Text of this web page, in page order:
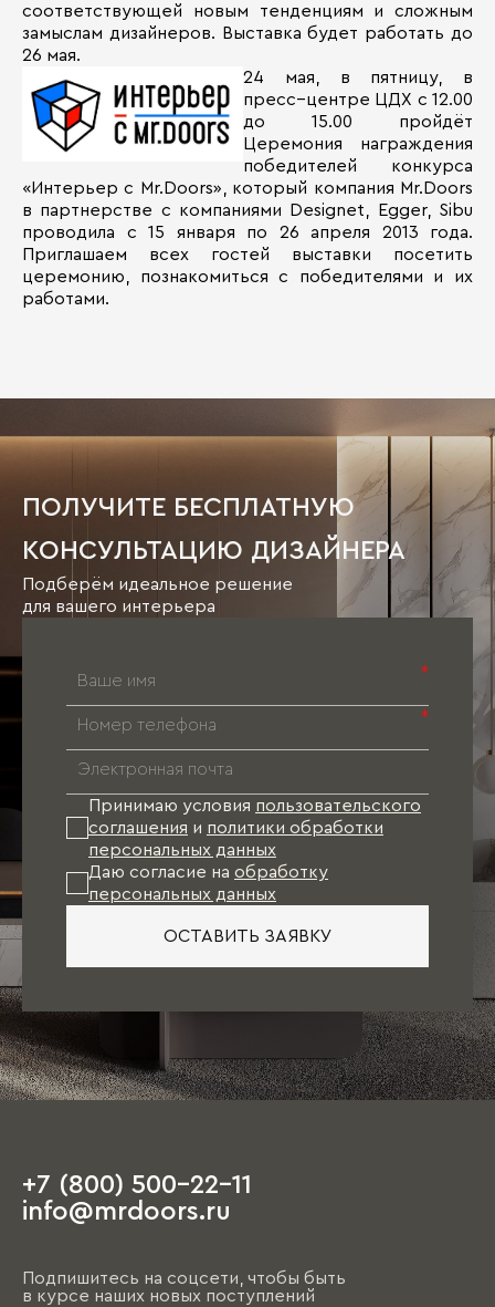
соответствующей новым тенденциям и сложным
замыслам дизайнеров. Выставка будет работать до
26 мая.
24 мая, в пятницу, в
пресс–центре ЦДХ с 12.00
до 15.00 пройдёт
Церемония награждения
победителей конкурса
«Интерьер с Mr.Doors», который компания Mr.Doors
в партнерстве с компаниями Designet, Egger, Sibu
проводила с 15 января по 26 апреля 2013 года.
Приглашаем всех гостей выставки посетить
церемонию, познакомиться с победителями и их
работами.
ПОЛУЧИТЕ БЕСПЛАТНУЮ
КОНСУЛЬТАЦИЮ ДИЗАЙНЕРА
Подберём идеальное решение
для вашего интерьера
*
*
Принимаю условия пользовательского
соглашения и политики обработки
персональных данных
Даю согласие на обработку
персональных данных
ОСТАВИТЬ ЗАЯВКУ
+7 (800) 500-22-11
info@mrdoors.ru
Подпишитесь на соцсети, чтобы быть
в курсе наших новых поступлений